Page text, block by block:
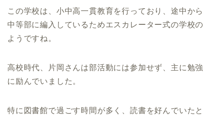
この学校は、小中高一貫教育を行っており、途中から
中等部に編入しているためエスカレーター式の学校の
ようですね。
高校時代、片岡さんは部活動には参加せず、主に勉強
に励んでいました。
特に図書館で過ごす時間が多く、読書を好んでいたと